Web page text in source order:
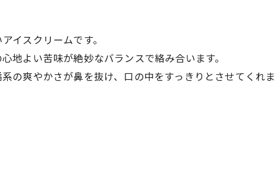
イスクリームです。
地よい苦味が絶妙なバランスで絡み合います。
の爽やかさが鼻を抜け、口の中をすっきりとさせてくれ